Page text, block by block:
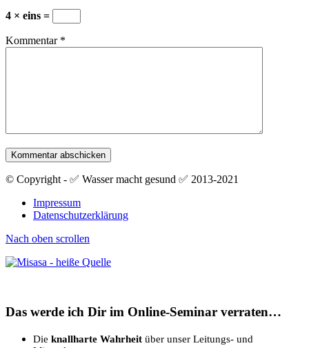
4 × eins =
Kommentar *
© Copyright - ✅ Wasser macht gesund ✅ 2013-2021
Impressum
Datenschutzerklärung
Nach oben scrollen
Das werde ich Dir im Online-Seminar verraten…
Die knallharte Wahrheit über unser Leitungs- und